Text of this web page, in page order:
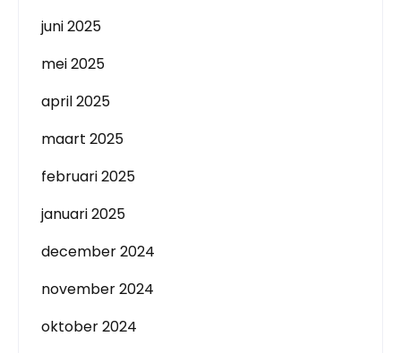
juni 2025
mei 2025
april 2025
maart 2025
februari 2025
januari 2025
december 2024
november 2024
oktober 2024